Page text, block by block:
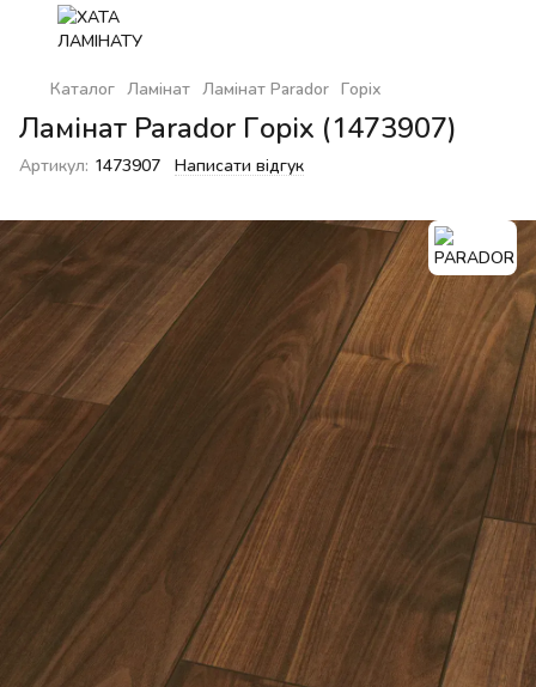
Каталог Ламінат Ламінат Parador Горіх
Ламінат Parador Горіх (1473907)
Артикул: 1473907 Написати відгук